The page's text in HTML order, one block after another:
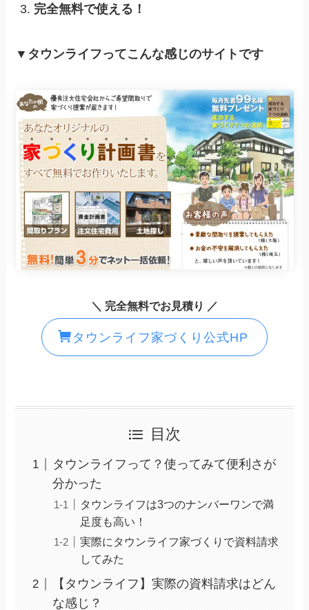
完全無料で使える！
▼タウンライフってこんな感じのサイトです
＼ 完全無料でお見積り ／
タウンライフ家づくり公式HP
目次
タウンライフって？使ってみて便利さが
分かった
タウンライフは3つのナンバーワンで満
足度も高い！
実際にタウンライフ家づくりで資料請求
してみた
【タウンライフ】実際の資料請求はどん
な感じ？